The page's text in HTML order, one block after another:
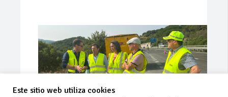
Este sitio web utiliza cookies